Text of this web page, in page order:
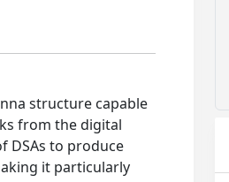
structure capable
from the digital
DSAs to produce
it particularly